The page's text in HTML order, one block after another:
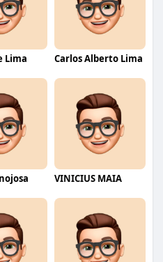
Lima Carlos Alberto Lima
VINICIUS MAIA